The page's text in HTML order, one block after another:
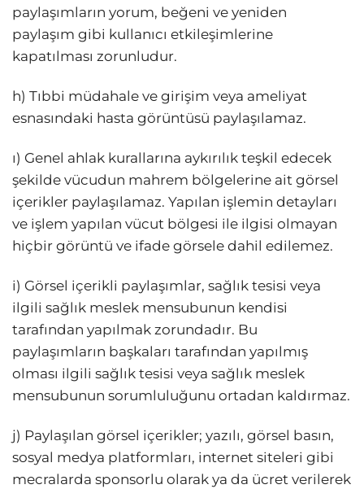
paylaşımların yorum, beğeni ve yeniden
paylaşım gibi kullanıcı etkileşimlerine
kapatılması zorunludur.
h) Tıbbi müdahale ve girişim veya ameliyat
esnasındaki hasta görüntüsü paylaşılamaz.
ı) Genel ahlak kurallarına aykırılık teşkil edecek
şekilde vücudun mahrem bölgelerine ait görsel
içerikler paylaşılamaz. Yapılan işlemin detayları
ve işlem yapılan vücut bölgesi ile ilgisi olmayan
hiçbir görüntü ve ifade görsele dahil edilemez.
i) Görsel içerikli paylaşımlar, sağlık tesisi veya
ilgili sağlık meslek mensubunun kendisi
tarafından yapılmak zorundadır. Bu
paylaşımların başkaları tarafından yapılmış
olması ilgili sağlık tesisi veya sağlık meslek
mensubunun sorumluluğunu ortadan kaldırmaz.
j) Paylaşılan görsel içerikler; yazılı, görsel basın,
sosyal medya platformları, internet siteleri gibi
mecralarda sponsorlu olarak ya da ücret verilerek